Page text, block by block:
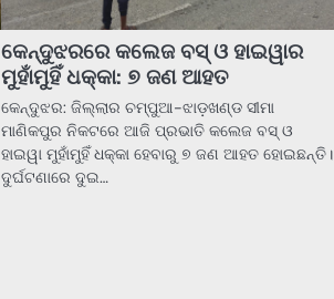
କେନ୍ଦୁଝରରେ କଲେଜ ବସ୍‌ ଓ ହାଇୱାର
ମୁହାଁମୁହିଁ ଧକ୍କା: ୭ ଜଣ ଆହତ
କେନ୍ଦୁଝର: ଜିଲ୍ଲାର ଚମ୍ପୁଆ-ଝାଡ଼ଖଣ୍ଡ ସୀମା
ମାଣିକପୁର ନିକଟରେ ଆଜି ପ୍ରଭାତି କଲେଜ ବସ୍‌ ଓ
ହାଇୱା ମୁହାଁମୁହିଁ ଧକ୍କା ହେବାରୁ ୭ ଜଣ ଆହତ ହୋଇଛନ୍ତି।
ଦୁର୍ଘଟଣାରେ ଦୁଇ…